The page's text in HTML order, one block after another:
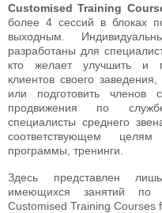
Customised Training
более 4 сессий в блоках
выходным.
разработаны для
кто желает улучшить и
клиентов своего
или подготовить членов
продвижения по
специалисты среднего
соответствующем целям
программы, тренинги.
Здесь представлен
имеющихся занятий по
Customised Training Courses